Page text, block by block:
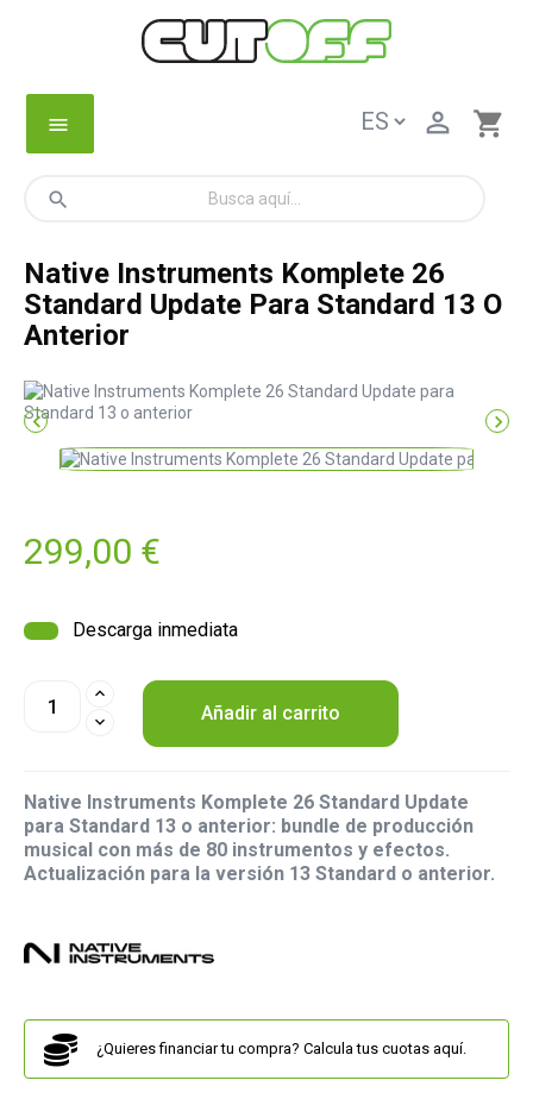
menu shopping_cart

search
Native Instruments Komplete 26
Standard Update Para Standard 13 O
Anterior
 
299,00 €
Descarga inmediata
Añadir al carrito
Native Instruments Komplete 26 Standard Update
para Standard 13 o anterior: bundle de producción
musical con más de 80 instrumentos y efectos.
Actualización para la versión 13 Standard o anterior.
¿Quieres financiar tu compra? Calcula tus cuotas aquí.